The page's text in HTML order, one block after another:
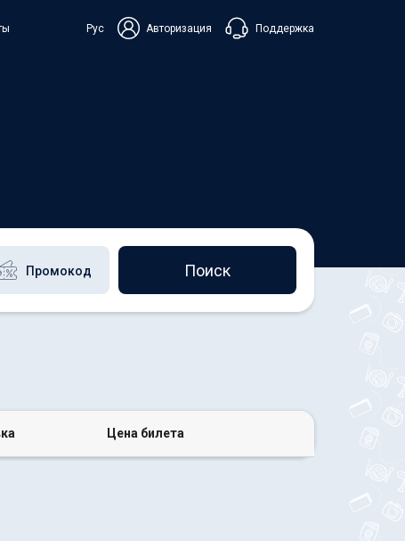
Рус Авторизация Поддержка
Чат в Messenger
Поиск
Цена билета